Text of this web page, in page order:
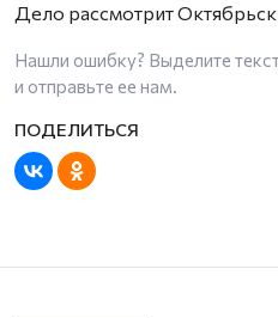
Дело рассмотрит
Нашли ошибку? Выделите
и отправьте ее нам.